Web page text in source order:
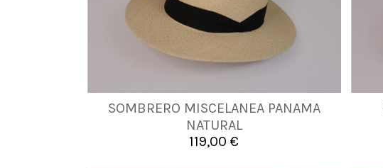
SOMBRERO MISCELANEA PANAMA
NATURAL
119,00 €
56 58 60
Añadir al carrito